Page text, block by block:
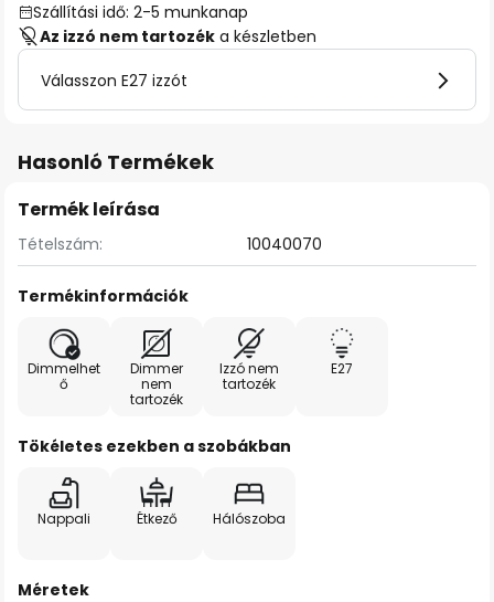
Szállítási idő: 2-5 munkanap
Az izzó nem tartozék a készletben
Válasszon E27 izzót
Hasonló Termékek
Termék leírása
Tételszám: 10040070
Termékinformációk
Dimmelhet
ő
Dimmer
nem
tartozék
Izzó nem
tartozék
E27
Tökéletes ezekben a szobákban
Nappali Étkező Hálószoba
Méretek